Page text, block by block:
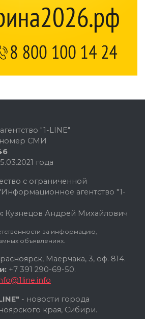
"1-LINE"
номер СМИ
года
с ограниченной
агентство "1-
Кузнецов Андрей Михайлович
за информацию,
объявлениях.
Маерчака, 3, оф. 814.
+7 391 290-69-50.
- новости города
края, Сибири.